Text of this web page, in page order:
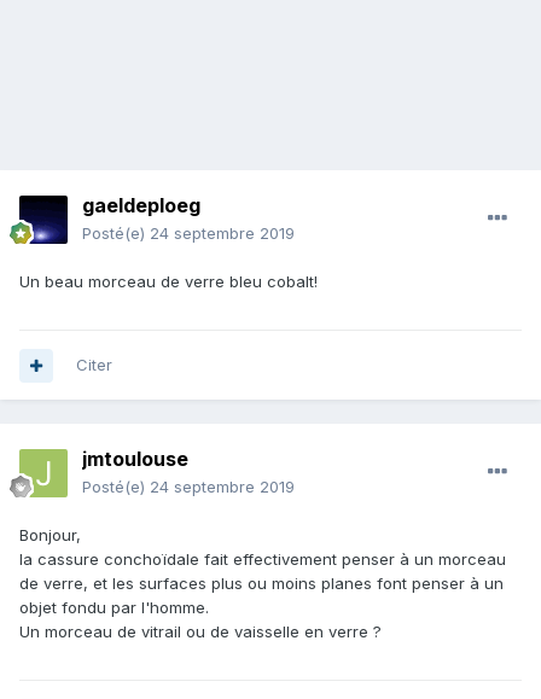
gaeldeploeg
Posté(e) 24 septembre 2019
Un beau morceau de verre bleu cobalt!
Citer
jmtoulouse
Posté(e) 24 septembre 2019
Bonjour,
la cassure conchoïdale fait effectivement penser à un morceau
de verre, et les surfaces plus ou moins planes font penser à un
objet fondu par l'homme.
Un morceau de vitrail ou de vaisselle en verre ?